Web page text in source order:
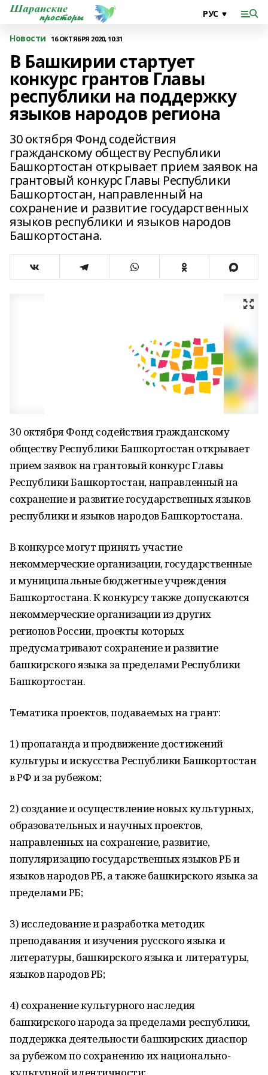
Новости 16 ОКТЯБРЯ 2020, 10:31
В Башкирии стартует
конкурс грантов Главы
республики на поддержку
языков народов региона
30 октября Фонд содействия
гражданскому обществу Республики
Башкортостан открывает прием заявок на
грантовый конкурс Главы Республики
Башкортостан, направленный на
сохранение и развитие государственных
языков республики и языков народов
Башкортостана.
30 октября Фонд содействия гражданскому
обществу Республики Башкортостан открывает
прием заявок на грантовый конкурс Главы
Республики Башкортостан, направленный на
сохранение и развитие государственных языков
республики и языков народов Башкортостана.
В конкурсе могут принять участие
некоммерческие организации, государственные
и муниципальные бюджетные учреждения
Башкортостана. К конкурсу также допускаются
некоммерческие организации из других
регионов России, проекты которых
предусматривают сохранение и развитие
башкирского языка за пределами Республики
Башкортостан.
Тематика проектов, подаваемых на грант:
1) пропаганда и продвижение достижений
культуры и искусства Республики Башкортостан
в РФ и за рубежом;
2) создание и осуществление новых культурных,
образовательных и научных проектов,
направленных на сохранение, развитие,
популяризацию государственных языков РБ и
языков народов РБ, а также башкирского языка за
пределами РБ;
3) исследование и разработка методик
преподавания и изучения русского языка и
литературы, башкирского языка и литературы,
языков народов РБ;
4) сохранение культурного наследия
башкирского народа за пределами республики,
поддержка деятельности башкирских диаспор
за рубежом по сохранению их национально-